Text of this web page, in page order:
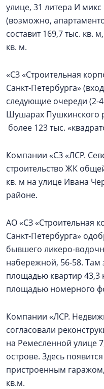
улице, 31 литера И
(возможно,
составит 169,7 тыс. кв.
кв. м.
«СЗ «Строительная
Санкт‑Петербурга»
следующие очереди (2-
Шушарах Пушкинского
более 123 тыс.
Компании «СЗ «ЛСР.
строительство ЖК
кв. м на улице Ивана
районе.
АО «СЗ «Строительная
Санкт‑Петербурга»
бывшего ликеро-
набережной, 56-58.
площадью квартир 43,3
площадью номерного
Компании «ЛСР.
согласовали
на Ремесленной улице
острове. Здесь
пристроенным
кв.м.